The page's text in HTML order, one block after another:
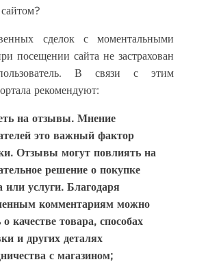
сделок с моментальными
посещении сайта не застрахован
В связи с этим
рекомендуют:
на отзывы. Мнение
это важный фактор
Отзывы могут повлиять на
решение о покупке
или услуги. Благодаря
комментариям можно
о качестве товара, способах
и других деталях
с магазином;